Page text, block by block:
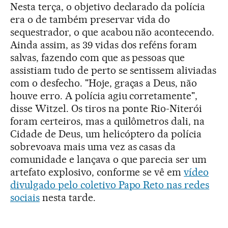
Nesta terça, o objetivo declarado da polícia
era o de também preservar vida do
sequestrador, o que acabou não acontecendo.
Ainda assim, as 39 vidas dos reféns foram
salvas, fazendo com que as pessoas que
assistiam tudo de perto se sentissem aliviadas
com o desfecho. "Hoje, graças a Deus, não
houve erro. A polícia agiu corretamente",
disse Witzel. Os tiros na ponte Rio-Niterói
foram certeiros, mas a quilômetros dali, na
Cidade de Deus, um helicóptero da polícia
sobrevoava mais uma vez as casas da
comunidade e lançava o que parecia ser um
artefato explosivo, conforme se vê emvídeo
divulgado pelo coletivo Papo Reto nas redes
sociaisnesta tarde.